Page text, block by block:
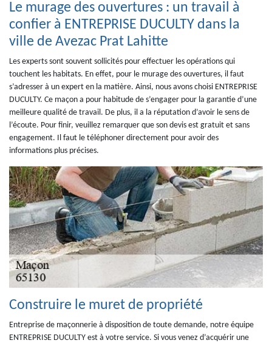
Le murage des ouvertures : un travail à
confier à ENTREPRISE DUCULTY dans la
ville de Avezac Prat Lahitte
Les experts sont souvent sollicités pour effectuer les opérations qui
touchent les habitats. En effet, pour le murage des ouvertures, il faut
s’adresser à un expert en la matière. Ainsi, nous avons choisi ENTREPRISE
DUCULTY. Ce maçon a pour habitude de s’engager pour la garantie d’une
meilleure qualité de travail. De plus, il a la réputation d’avoir le sens de
l’écoute. Pour finir, veuillez remarquer que son devis est gratuit et sans
engagement. Il faut le téléphoner directement pour avoir des
informations plus précises.
Construire le muret de propriété
Entreprise de maçonnerie à disposition de toute demande, notre équipe
ENTREPRISE DUCULTY est à votre service. Si vous venez d’acquérir une